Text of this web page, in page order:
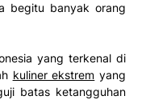
begitu banyak orang
yang terkenal di
kuliner ekstrem yang
batas ketangguhan